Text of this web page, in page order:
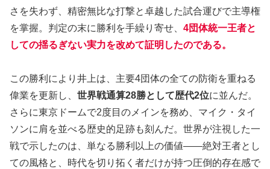
さを失わず、精密無比な打撃と卓越した試合運びで主導権
を掌握。判定の末に勝利を手繰り寄せ、 4団体統一王者と
しての揺るぎない実力を改めて証明したのである。
この勝利により井上は、主要4団体の全ての防衛を重ねる
偉業を更新し、 世界戦通算28勝として歴代2位に並んだ。
さらに東京ドームで2度目のメインを務め、マイク・タイ
ソンに肩を並べる歴史的足跡も刻んだ。世界が注視した一
戦で示したのは、単なる勝利以上の価値――絶対王者とし
ての風格と、時代を切り拓く者だけが持つ圧倒的存在感で